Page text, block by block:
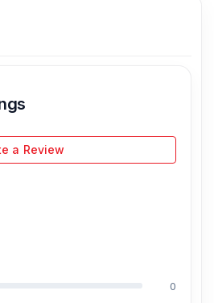
a Review
0